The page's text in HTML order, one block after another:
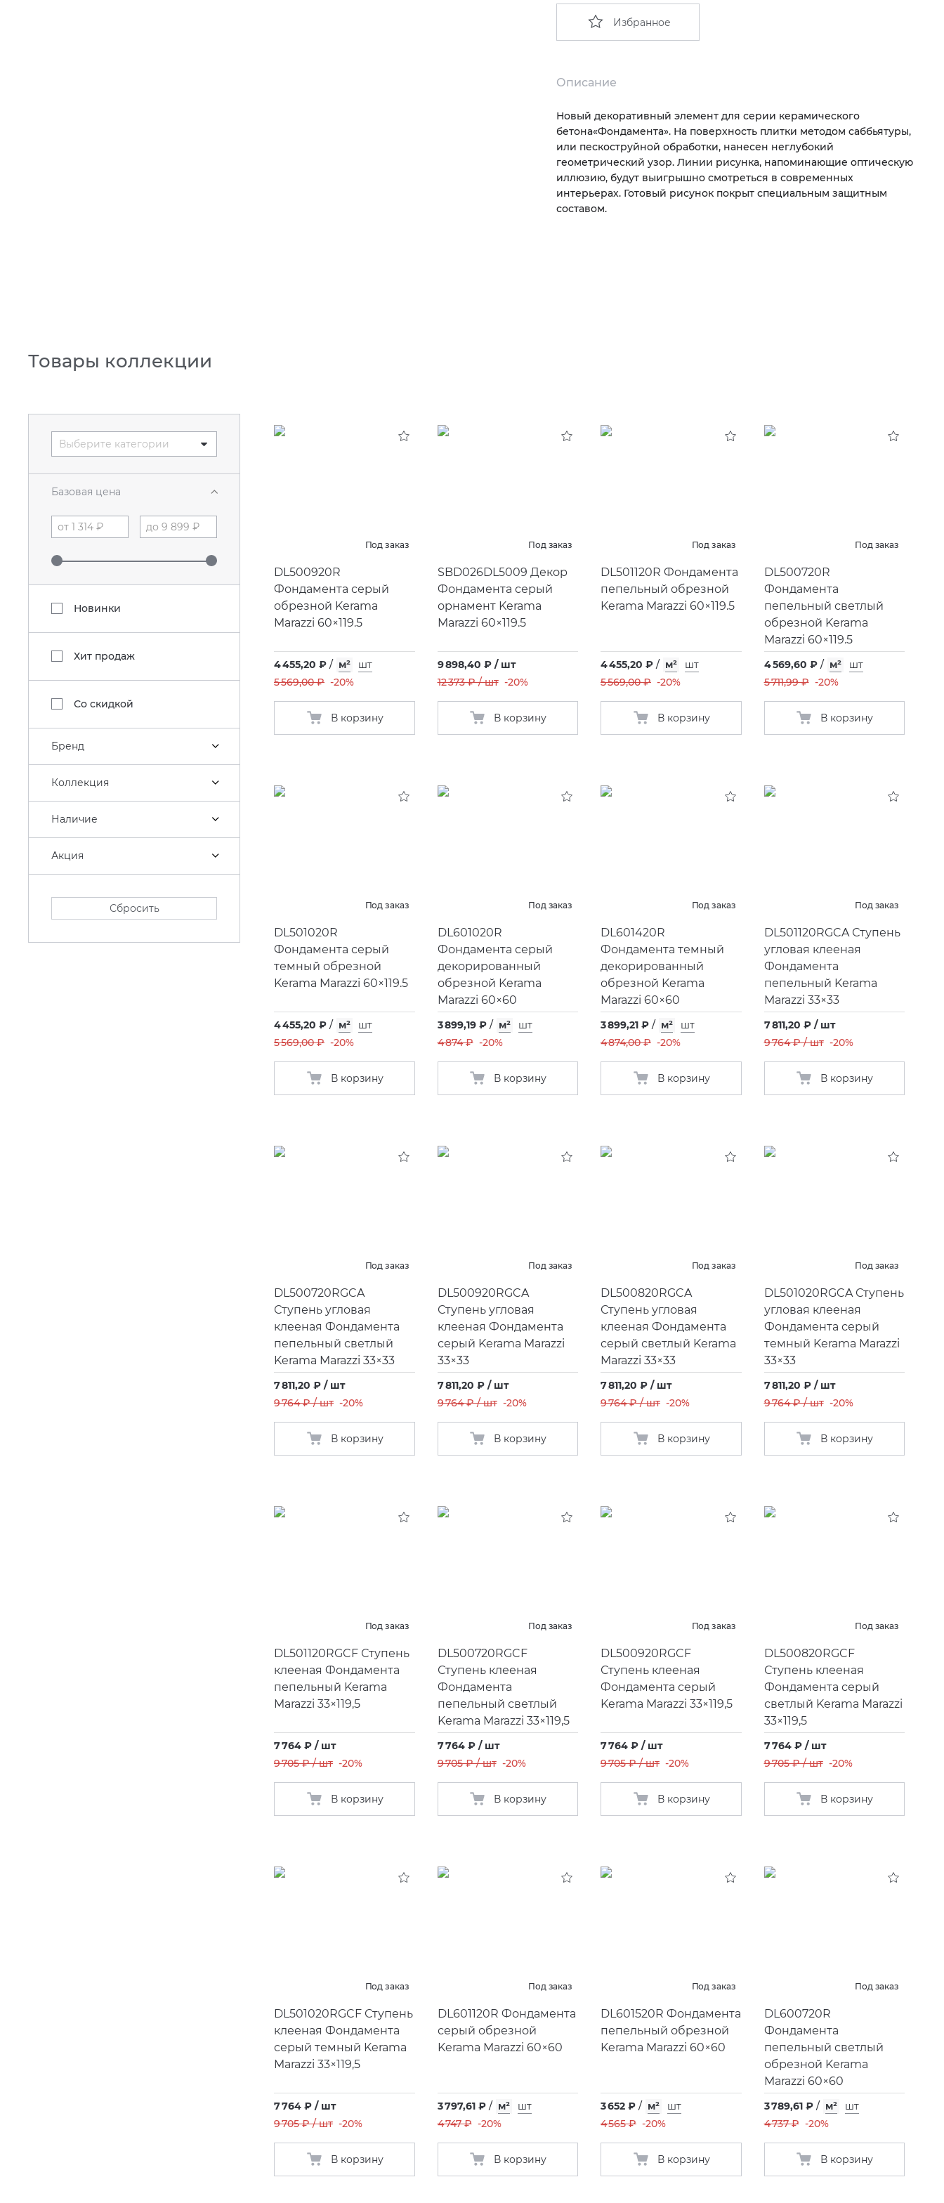
Избранное
Описание
Новый декоративный элемент для серии керамического
бетона«Фондамента». На поверхность плитки методом саббьятуры,
или пескоструйной обработки, нанесен неглубокий
геометрический узор. Линии рисунка, напоминающие оптическую
иллюзию, будут выигрышно смотреться в современных
интерьерах. Готовый рисунок покрыт специальным защитным
составом.
Товары коллекции
Выберите категории
Базовая цена
Новинки
Хит продаж
Со скидкой
Бренд
Коллекция
Наличие
Акция
Сбросить
Под заказ
DL500920R
Фондамента серый
обрезной Kerama
Marazzi 60×119.5
4 455,20 ₽ / м²
шт
5 569,00 ₽ -20%
В корзину
Под заказ
SBD026DL5009 Декор
Фондамента серый
орнамент Kerama
Marazzi 60×119.5
9 898,40 ₽ / шт
12 373 ₽ / шт -20%
В корзину
Под заказ
DL501120R Фондамента
пепельный обрезной
Kerama Marazzi 60×119.5
4 455,20 ₽ / м²
шт
5 569,00 ₽ -20%
В корзину
Под заказ
DL500720R
Фондамента
пепельный светлый
обрезной Kerama
Marazzi 60×119.5
4 569,60 ₽ / м²
шт
5 711,99 ₽ -20%
В корзину
Под заказ
DL501020R
Фондамента серый
темный обрезной
Kerama Marazzi 60×119.5
4 455,20 ₽ / м²
шт
5 569,00 ₽ -20%
В корзину
Под заказ
DL601020R
Фондамента серый
декорированный
обрезной Kerama
Marazzi 60×60
3 899,19 ₽ / м²
шт
4 874 ₽ -20%
В корзину
Под заказ
DL601420R
Фондамента темный
декорированный
обрезной Kerama
Marazzi 60×60
3 899,21 ₽ / м²
шт
4 874,00 ₽ -20%
В корзину
Под заказ
DL501120RGCA Ступень
угловая клееная
Фондамента
пепельный Kerama
Marazzi 33×33
7 811,20 ₽ / шт
9 764 ₽ / шт -20%
В корзину
Под заказ
DL500720RGCA
Ступень угловая
клееная Фондамента
пепельный светлый
Kerama Marazzi 33×33
7 811,20 ₽ / шт
9 764 ₽ / шт -20%
В корзину
Под заказ
DL500920RGCA
Ступень угловая
клееная Фондамента
серый Kerama Marazzi
33×33
7 811,20 ₽ / шт
9 764 ₽ / шт -20%
В корзину
Под заказ
DL500820RGCA
Ступень угловая
клееная Фондамента
серый светлый Kerama
Marazzi 33×33
7 811,20 ₽ / шт
9 764 ₽ / шт -20%
В корзину
Под заказ
DL501020RGCA Ступень
угловая клееная
Фондамента серый
темный Kerama Marazzi
33×33
7 811,20 ₽ / шт
9 764 ₽ / шт -20%
В корзину
Под заказ
DL501120RGCF Ступень
клееная Фондамента
пепельный Kerama
Marazzi 33×119,5
7 764 ₽ / шт
9 705 ₽ / шт -20%
В корзину
Под заказ
DL500720RGCF
Ступень клееная
Фондамента
пепельный светлый
Kerama Marazzi 33×119,5
7 764 ₽ / шт
9 705 ₽ / шт -20%
В корзину
Под заказ
DL500920RGCF
Ступень клееная
Фондамента серый
Kerama Marazzi 33×119,5
7 764 ₽ / шт
9 705 ₽ / шт -20%
В корзину
Под заказ
DL500820RGCF
Ступень клееная
Фондамента серый
светлый Kerama Marazzi
33×119,5
7 764 ₽ / шт
9 705 ₽ / шт -20%
В корзину
Под заказ
DL501020RGCF Ступень
клееная Фондамента
серый темный Kerama
Marazzi 33×119,5
7 764 ₽ / шт
9 705 ₽ / шт -20%
В корзину
Под заказ
DL601120R Фондамента
серый обрезной
Kerama Marazzi 60×60
3 797,61 ₽ / м²
шт
4 747 ₽ -20%
В корзину
Под заказ
DL601520R Фондамента
пепельный обрезной
Kerama Marazzi 60×60
3 652 ₽ / м²
шт
4 565 ₽ -20%
В корзину
Под заказ
DL600720R
Фондамента
пепельный светлый
обрезной Kerama
Marazzi 60×60
3 789,61 ₽ / м²
шт
4 737 ₽ -20%
В корзину